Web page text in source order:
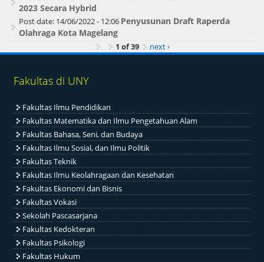
2023 Secara Hybrid
Post date: 14/06/2022 - 12:06 Penyusunan Draft Raperda
Olahraga Kota Magelang
1 of 39 next ›
Fakultas di UNY
Fakultas Ilmu Pendidikan
Fakultas Matematika dan Ilmu Pengetahuan Alam
Fakultas Bahasa, Seni, dan Budaya
Fakultas Ilmu Sosial, dan Ilmu Politik
Fakultas Teknik
Fakultas Ilmu Keolahragaan dan Kesehatan
Fakultas Ekonomi dan Bisnis
Fakultas Vokasi
Sekolah Pascasarjana
Fakultas Kedokteran
Fakultas Psikologi
Fakultas Hukum